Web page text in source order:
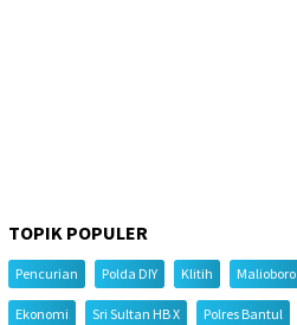
TOPIK POPULER
Pencurian Polda DIY Klitih Malioboro
Ekonomi Sri Sultan HB X Polres Bantul